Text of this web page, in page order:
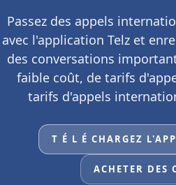
Passez des appels
avec l'application Telz et
des conversations
faible coût, de tarifs
tarifs d'appels
T É L É CHARGEZ
ACHETER DES